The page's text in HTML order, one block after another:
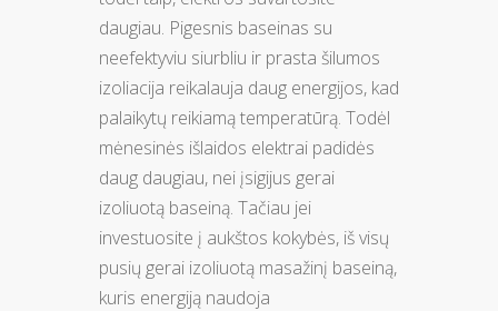
daugiau. Pigesnis baseinas su
neefektyviu siurbliu ir prasta šilumos
izoliacija reikalauja daug energijos, kad
palaikytų reikiamą temperatūrą. Todėl
mėnesinės išlaidos elektrai padidės
daug daugiau, nei įsigijus gerai
izoliuotą baseiną. Tačiau jei
investuosite į aukštos kokybės, iš visų
pusių gerai izoliuotą masažinį baseiną,
kuris energiją naudoja